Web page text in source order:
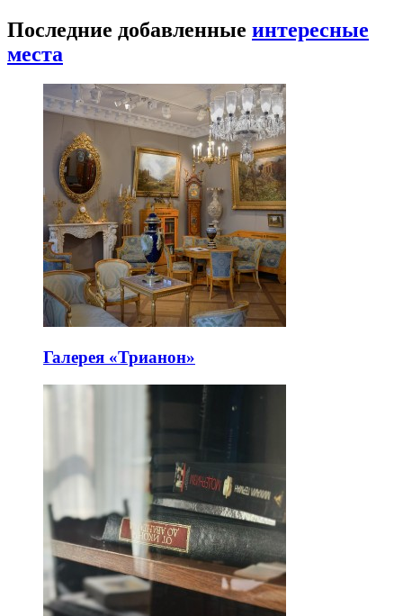
Последние добавленные интересные
места
Галерея «Трианон»